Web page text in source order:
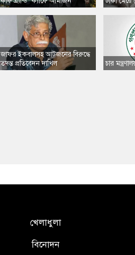
​জাফর ইকবালসহ আটজনের বিরুদ্ধে
তদন্ত প্রতিবেদন দাখিল
​চার
খেলাধুলা
বিনোদন